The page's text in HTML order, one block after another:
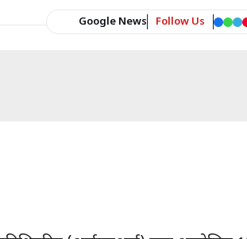
Google News Follow Us